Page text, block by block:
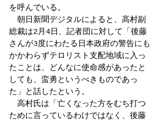
を呼んでいる。
朝日新聞デジタルによると、高村副
総裁は2月4日、記者団に対して「後藤
さんが3度にわたる日本政府の警告にも
かかわらずテロリスト支配地域に入っ
たことは、どんなに使命感があったと
しても、蛮勇というべきものであっ
た」と話したという。
高村氏は「亡くなった方をむち打つ
ために言っているわけではなく、後藤